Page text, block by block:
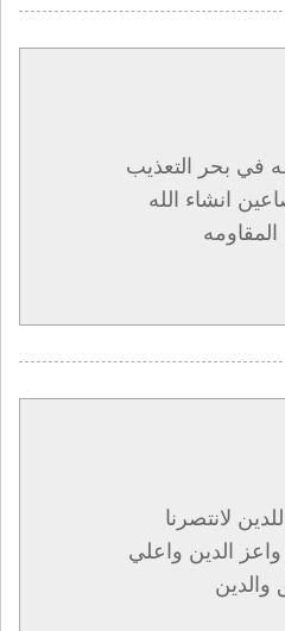
في بحر التعذيب
انشاء الله
لانتصرنا
واعز الدين واعلي